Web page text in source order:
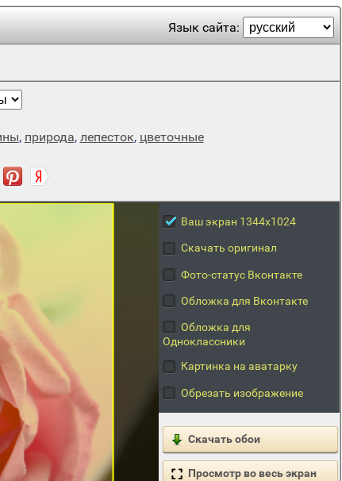
Язык сайта:
, природа, лепесток, цветочные
Ваш экран 1344x1024
Скачать оригинал
Фото-статус Вконтакте
Обложка для Вконтакте
Обложка для
Одноклассники
Картинка на аватарку
Обрезать изображение
Скачать обои
Просмотр во весь экран